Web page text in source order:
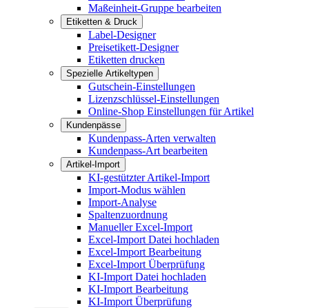
Maßeinheit-Gruppe bearbeiten
Etiketten & Druck
Label-Designer
Preisetikett-Designer
Etiketten drucken
Spezielle Artikeltypen
Gutschein-Einstellungen
Lizenzschlüssel-Einstellungen
Online-Shop Einstellungen für Artikel
Kundenpässe
Kundenpass-Arten verwalten
Kundenpass-Art bearbeiten
Artikel-Import
KI-gestützter Artikel-Import
Import-Modus wählen
Import-Analyse
Spaltenzuordnung
Manueller Excel-Import
Excel-Import Datei hochladen
Excel-Import Bearbeitung
Excel-Import Überprüfung
KI-Import Datei hochladen
KI-Import Bearbeitung
KI-Import Überprüfung